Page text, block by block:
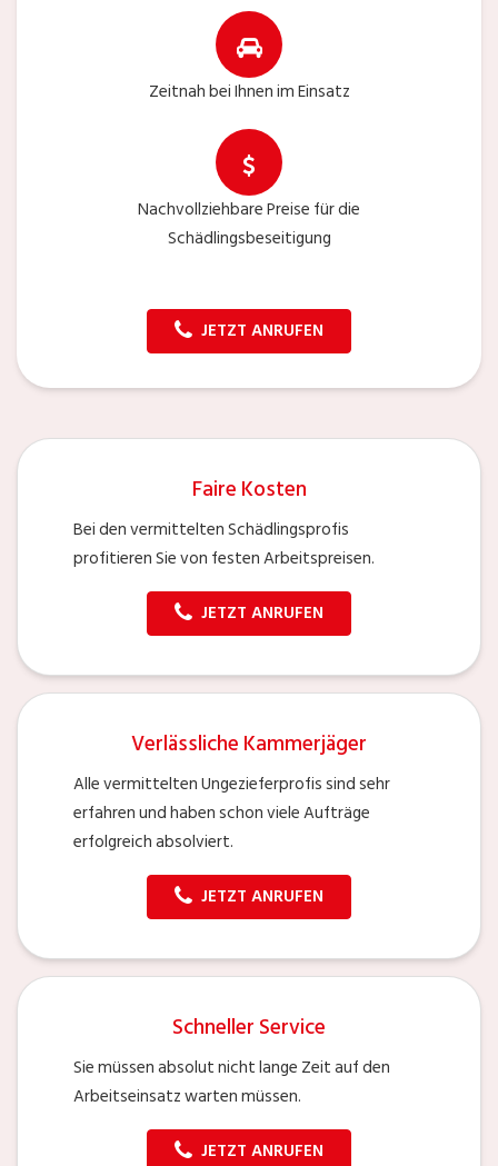
Zeitnah bei Ihnen im Einsatz
Nachvollziehbare Preise für die
Schädlingsbeseitigung
JETZT ANRUFEN
Faire Kosten
Bei den vermittelten Schädlingsprofis
profitieren Sie von festen Arbeitspreisen.
JETZT ANRUFEN
Verlässliche Kammerjäger
Alle vermittelten Ungezieferprofis sind sehr
erfahren und haben schon viele Aufträge
erfolgreich absolviert.
JETZT ANRUFEN
Schneller Service
Sie müssen absolut nicht lange Zeit auf den
Arbeitseinsatz warten müssen.
JETZT ANRUFEN